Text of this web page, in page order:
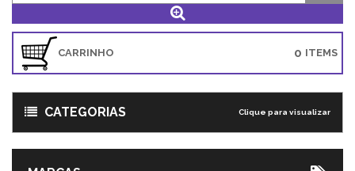
CARRINHO ITEMS
0
CATEGORIAS Clique para visualizar